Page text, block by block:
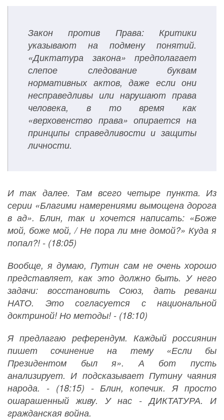
Закон против Права: Критики
указывают на подмену понятий.
«Диктатура закона» предполагает
слепое следование буквам
нормативных актов, даже если они
несправедливы или нарушают права
человека, в то время как
«верховенство права» опирается на
принципы справедливости и защиты
личности.
И так далее. Там всего четыре пункта. Из
серии «Благими намерениями вымощена дорога
в ад». Блин, так и хочется написать: «Боже
мой, боже мой, / Не пора ли мне домой?» Куда я
попал?! - (18:05)
Вообще, я думаю, Путин сам не очень хорошо
представляет, как это должно быть. У него
задачи: восстановить Союз, дать реванш
НАТО. Это согласуется с национальной
доктриной! Но методы! - (18:10)
Я предлагаю референдум. Каждый россиянин
пишет сочинение на тему «Если бы
Президентом был я». А бот пусть
анализирует. И подсказывает Путину чаяния
народа. - (18:15) - Блин, копечик. Я просто
ошарашенный живу. У нас - ДИКТАТУРА. И
гражданская война.